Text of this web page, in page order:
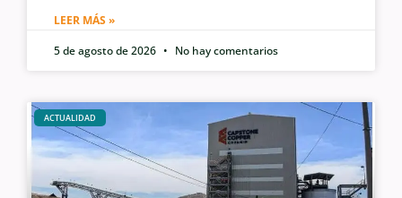
LEER MÁS »
5 de agosto de 2026
No hay comentarios
ACTUALIDAD